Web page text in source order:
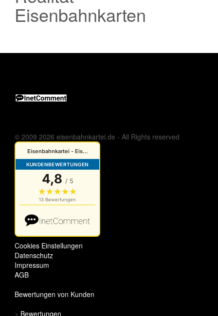
Eisenbahnkarten
© 2009 2026 eisenbahnkartei.de - All Rights reserved
Cookies Einstellungen
Datenschutz
Impressum
AGB
Bewertungen von Kunden
> Bewertungen